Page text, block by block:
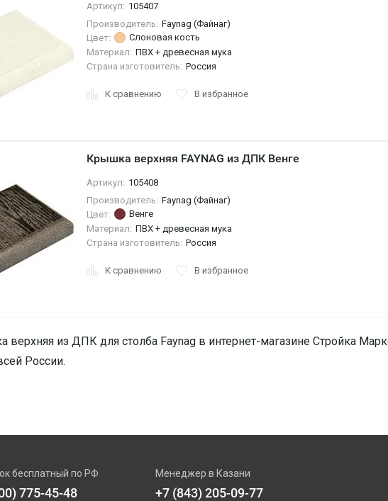
Артикул: 105407
Производитель: Faynag (Файнаг)
Цвет:
Слоновая кость
Материал: ПВХ + древесная мука
Страна изготовитель: Россия
К сравнению В избранное
Крышка верхняя FAYNAG из ДПК Венге
Артикул: 105408
Производитель: Faynag (Файнаг)
Цвет:
Венге
Материал: ПВХ + древесная мука
Страна изготовитель: Россия
К сравнению В избранное
верхняя из ДПК для столба Faynag в интернет-магазине Стройка
России.
бесплатный по РФ
775-45-48
Менеджер в Казани
+7 (843) 205-09-77